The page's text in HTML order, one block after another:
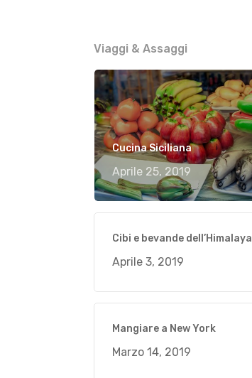
Viaggi & Assaggi
Cucina Siciliana
Aprile 25, 2019
Cibi e bevande dell’Himalaya
Aprile 3, 2019
Mangiare a New York
Marzo 14, 2019